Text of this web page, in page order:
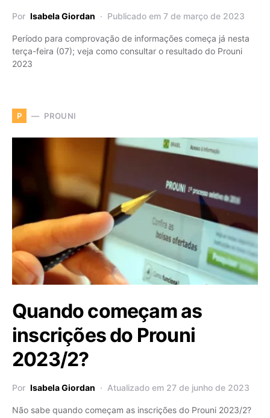
Por Isabela Giordan Publicado em 7 de março de 2023
Período para comprovação de informações começa já nesta
terça-feira (07); veja como consultar o resultado do Prouni
2023
P PROUNI
Quando começam as
inscrições do Prouni
2023/2?
Por Isabela Giordan Atualizado em 27 de junho de 2023
Não sabe quando começam as inscrições do Prouni 2023/2?